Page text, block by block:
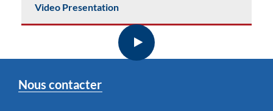
Video Presentation
Nous contacter